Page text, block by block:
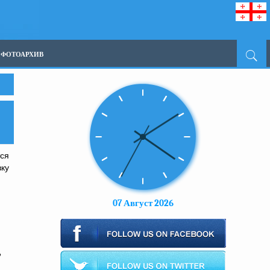
ФОТОАРХИВ
07 Август 2026